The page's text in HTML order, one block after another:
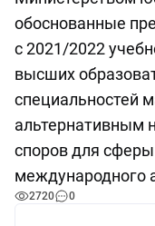
обоснованные
с 2021/2022
высших
специальностей
альтернативным
споров для
международного
2720 0